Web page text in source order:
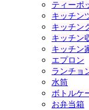
ティーポ
キッチン
キッチン
キッチン
キッチン
エプロン
ランチョ
水筒
ボトルケ
お弁当箱